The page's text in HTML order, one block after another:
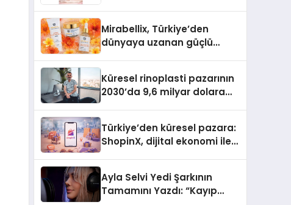
Mirabellix, Türkiye’den
dünyaya uzanan güçlü
Küresel rinoplasti pazarının
2030’da 9,6 milyar dolara
Türkiye’den küresel pazara:
ShopinX, dijital ekonomi ile
Ayla Selvi Yedi Şarkının
Tamamını Yazdı: “Kayıp